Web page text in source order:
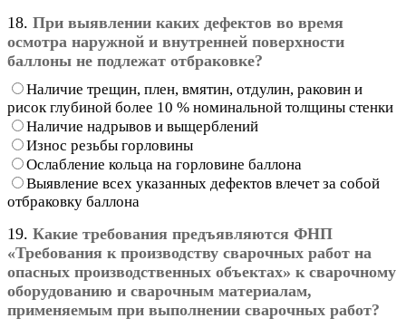
18. При выявлении каких дефектов во время
осмотра наружной и внутренней поверхности
баллоны не подлежат отбраковке?
Наличие трещин, плен, вмятин, отдулин, раковин и
рисок глубиной более 10 % номинальной толщины стенки
Наличие надрывов и выщерблений
Износ резьбы горловины
Ослабление кольца на горловине баллона
Выявление всех указанных дефектов влечет за собой
отбраковку баллона
19. Какие требования предъявляются ФНП
«Требования к производству сварочных работ на
опасных производственных объектах» к сварочному
оборудованию и сварочным материалам,
применяемым при выполнении сварочных работ?